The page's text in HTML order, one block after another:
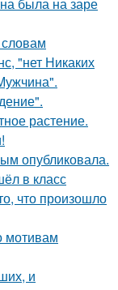
"нет Никаких
растение.
опубликовала.
в класс
что произошло
мотивам
и